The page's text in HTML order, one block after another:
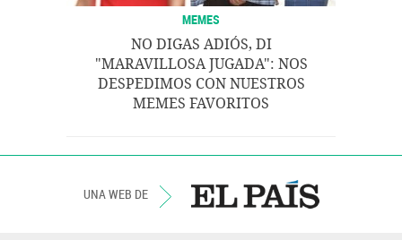
MEMES
NO DIGAS ADIÓS, DI
"MARAVILLOSA JUGADA": NOS
DESPEDIMOS CON NUESTROS
MEMES FAVORITOS
UNA WEB DE